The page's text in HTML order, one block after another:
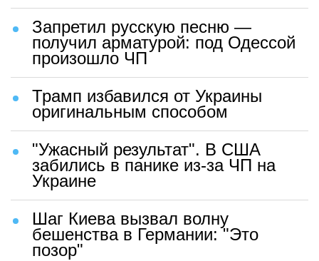
Запретил русскую песню —
получил арматурой: под Одессой
произошло ЧП
Трамп избавился от Украины
оригинальным способом
"Ужасный результат". В США
забились в панике из-за ЧП на
Украине
Шаг Киева вызвал волну
бешенства в Германии: "Это
позор"